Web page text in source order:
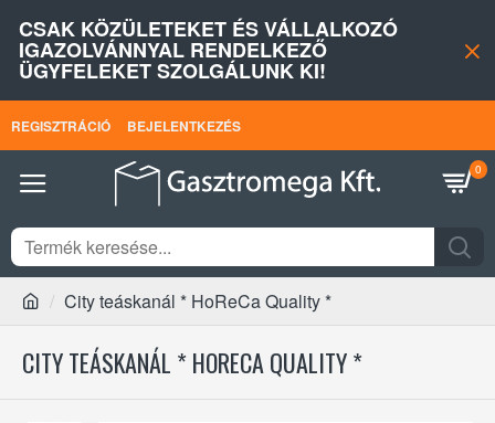
CSAK KÖZÜLETEKET ÉS VÁLLALKOZÓ
IGAZOLVÁNNYAL RENDELKEZŐ
ÜGYFELEKET SZOLGÁLUNK KI!
REGISZTRÁCIÓ BEJELENTKEZÉS
0
City teáskanál * HoReCa Quality *
CITY TEÁSKANÁL * HORECA QUALITY *